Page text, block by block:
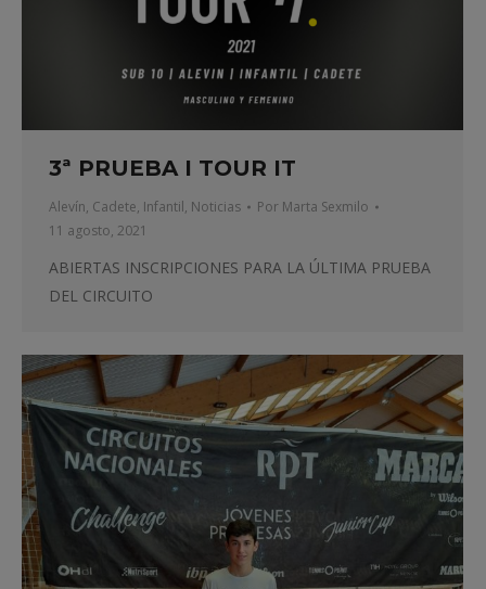
3ª PRUEBA I TOUR IT
Alevín, Cadete, Infantil, Noticias Por Marta Sexmilo
11 agosto, 2021
ABIERTAS INSCRIPCIONES PARA LA ÚLTIMA PRUEBA
DEL CIRCUITO